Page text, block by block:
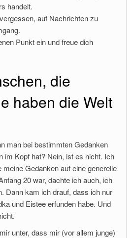
handelt.
auf Nachrichten zu
Punkt ein und freue dich
die
haben die Welt
man bei bestimmten Gedanken
im Kopf hat? Nein, ist es nicht. Ich
Gedanken auf eine generelle
20 war, dachte ich auch, ich
Dann kam ich drauf, dass ich nur
und Eistee erfunden habe. Und
unter, dass mir (vor allem junge)